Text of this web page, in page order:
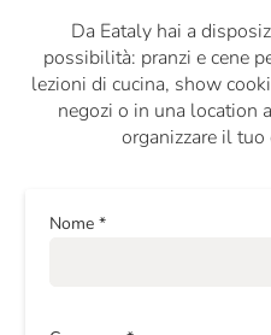
Da Eataly hai a
possibilità: pranzi e cene
lezioni di cucina, show
negozi o in una location
organizzare il
Nome *